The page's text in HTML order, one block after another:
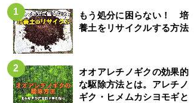
もう処分に困らない！ 培
養土をリサイクルする方法
オオアレチノギクの効果的
な駆除方法とは。アレチノ
ギク・ヒメムカシヨモギと